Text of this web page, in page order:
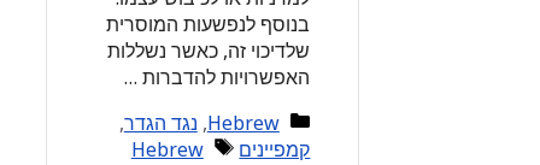
בנוסף לנפשעות המוסרית
שלדיכוי זה, כאשר נשללות
האפשרויות להדברות …
Categories
Hebrew
, נגד הגדר,
קמפיינים
Tags
Hebrew